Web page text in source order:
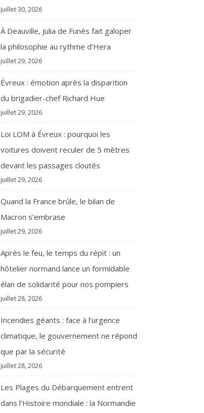
juillet 30, 2026
À Deauville, Julia de Funès fait galoper
la philosophie au rythme d’Hera
juillet 29, 2026
Évreux : émotion après la disparition
du brigadier-chef Richard Hue
juillet 29, 2026
Loi LOM à Évreux : pourquoi les
voitures doivent reculer de 5 mètres
devant les passages cloutés
juillet 29, 2026
Quand la France brûle, le bilan de
Macron s’embrase
juillet 29, 2026
Après le feu, le temps du répit : un
hôtelier normand lance un formidable
élan de solidarité pour nos pompiers
juillet 28, 2026
Incendies géants : face à l’urgence
climatique, le gouvernement ne répond
que par la sécurité
juillet 28, 2026
Les Plages du Débarquement entrent
dans l’Histoire mondiale : la Normandie